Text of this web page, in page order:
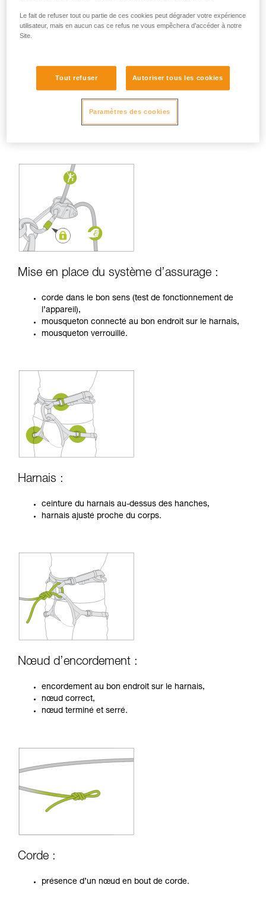
Mise en place du système d’assurage :
corde dans le bon sens (test de fonctionnement de
l’appareil),
mousqueton connecté au bon endroit sur le harnais,
mousqueton verrouillé.
Harnais :
ceinture du harnais au-dessus des hanches,
harnais ajusté proche du corps.
Nœud d’encordement :
encordement au bon endroit sur le harnais,
nœud correct,
nœud terminé et serré.
Corde :
présence d’un nœud en bout de corde.
Le fait de refuser tout ou partie de ces cookies peut dégrader votre expérience
utilisateur, mais en aucun cas ce refus ne vous empêchera d’accéder à notre
Site.
Tout refuser Autoriser tous les cookies
Paramètres des cookies